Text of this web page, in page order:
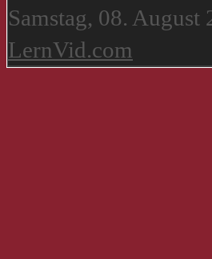
Samstag, 08. August
LernVid.com